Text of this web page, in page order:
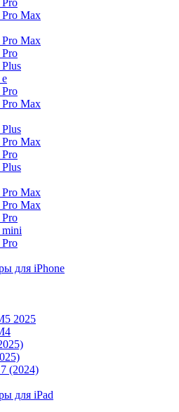
Pro Max
Pro Max
Pro Max
Pro Max
Pro Max
Pro Max
mini
для iPhone
2025
(2024)
для iPad